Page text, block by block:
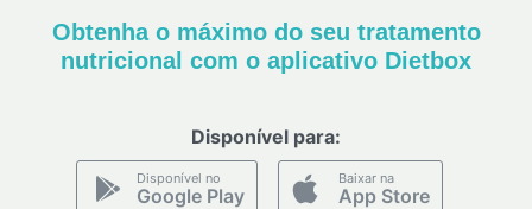
Obtenha o máximo do seu tratamento
nutricional com o aplicativo Dietbox
Disponível para:
Disponível no
Google Play
Baixar na
App Store